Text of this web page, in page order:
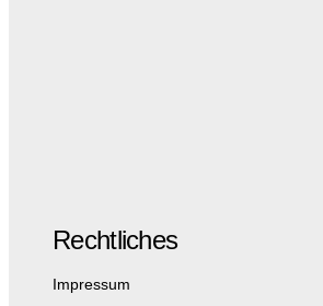
Rechtliches
Impressum